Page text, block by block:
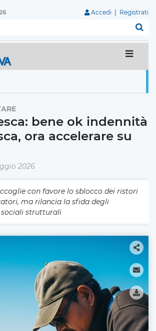
Accedi Registrati
bene ok indennità
ora accelerare su
2026
con favore lo sblocco dei ristori
ma rilancia la sfida degli
strutturali